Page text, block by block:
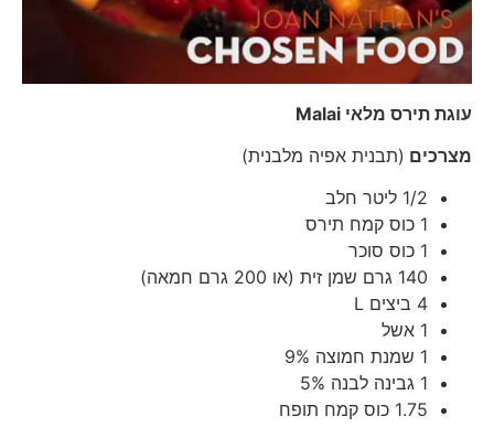
עוגת תירס מלאיMalai
מצרכים(תבנית אפיה מלבנית)
1/2 ליטר חלב
1 כוס קמח תירס
1 כוס סוכר
140 גרם שמן זית (או 200 גרם חמאה)
4 ביצים L
1 אשל
1 שמנת חמוצה 9%
1 גבינה לבנה 5%
1.75 כוס קמח תופח